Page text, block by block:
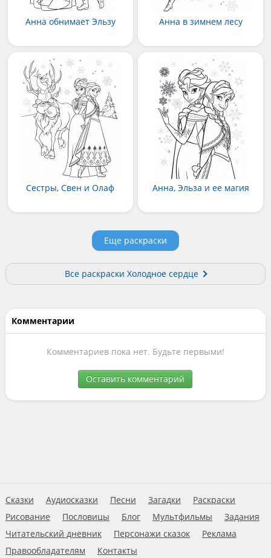
Анна обнимает Эльзу Анна в зимнем лесу
Сестры, Свен и Олаф Анна, Эльза и ее магия
Еще раскраски
Все раскраски Холодное сердце
Комментарии
Комментариев пока нет. Будьте первыми!
Оставить комментарий
Сказки Аудиосказки Песни Загадки
Раскраски
Рисование
Пословицы Блог Мультфильмы
Задания
Читательский дневник
Персонажи сказок
Реклама
Правообладателям
Контакты